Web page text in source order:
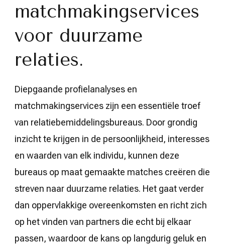
matchmakingservices
voor duurzame
relaties.
Diepgaande profielanalyses en
matchmakingservices zijn een essentiële troef
van relatiebemiddelingsbureaus. Door grondig
inzicht te krijgen in de persoonlijkheid, interesses
en waarden van elk individu, kunnen deze
bureaus op maat gemaakte matches creëren die
streven naar duurzame relaties. Het gaat verder
dan oppervlakkige overeenkomsten en richt zich
op het vinden van partners die echt bij elkaar
passen, waardoor de kans op langdurig geluk en